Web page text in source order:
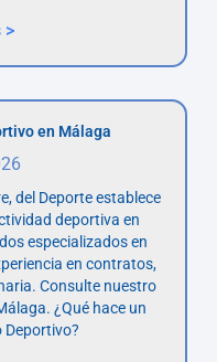
>
en Málaga
del Deporte establece
deportiva en
especializados en
en contratos,
Consulte nuestro
¿Qué hace un
Deportivo?